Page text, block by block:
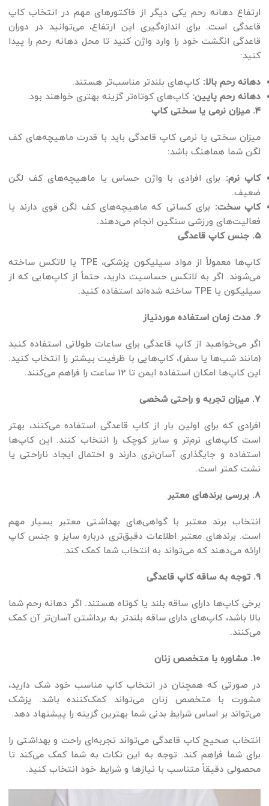
ارتفاع دهانه رحم یکی دیگر از فاکتورهای مهم در انتخاب کاپ
قاعدگی است. برای اندازه‌گیری این ارتفاع، می‌توانید در دوران
قاعدگی انگشت خود را وارد واژن کنید تا محل دهانه رحم را پیدا
کنید:
دهانه رحم بالا: کاپ‌های بلندتر مناسب‌تر هستند.
دهانه رحم پایین: کاپ‌های کوتاه‌تر گزینه بهتری خواهند بود.
4. میزان نرمی یا سختی کاپ
میزان سختی یا نرمی کاپ قاعدگی باید با قدرت ماهیچه‌های کف
لگن شما هماهنگ باشد:
کاپ نرم: برای افرادی با واژن حساس یا ماهیچه‌های کف لگن
ضعیف.
کاپ سخت: برای کسانی که ماهیچه‌های کف لگن قوی دارند یا
فعالیت‌های ورزشی سنگین انجام می‌دهند.
5. جنس کاپ قاعدگی
کاپ‌ها معمولاً از مواد سیلیکون پزشکی، TPE یا لاتکس ساخته
می‌شوند. اگر به لاتکس حساسیت دارید، حتماً از کاپ‌هایی که از
سیلیکون یا TPE ساخته شده‌اند استفاده کنید.
6. مدت زمان استفاده موردنیاز
اگر می‌خواهید از کاپ قاعدگی برای ساعات طولانی استفاده کنید
(مانند شب‌ها یا سفر)، کاپ‌هایی با ظرفیت بیشتر را انتخاب کنید.
این کاپ‌ها امکان استفاده ایمن تا 12 ساعت را فراهم می‌کنند.
7. میزان تجربه و راحتی شخصی
افرادی که برای اولین بار از کاپ قاعدگی استفاده می‌کنند، بهتر
است کاپ‌های نرم‌تر و سایز کوچک را انتخاب کنند. این کاپ‌ها
استفاده و جایگذاری آسان‌تری دارند و احتمال ایجاد ناراحتی یا
نشت کمتر است.
8. بررسی برندهای معتبر
انتخاب برند معتبر با گواهی‌های بهداشتی معتبر بسیار مهم
است. برندهای معتبر اطلاعات دقیق‌تری درباره سایز و جنس کاپ
ارائه می‌دهند که می‌تواند به انتخاب شما کمک کند.
9. توجه به ساقه کاپ قاعدگی
برخی کاپ‌ها دارای ساقه بلند یا کوتاه هستند. اگر دهانه رحم شما
بالا باشد، کاپ‌های دارای ساقه بلندتر به برداشتن آسان‌تر آن کمک
می‌کنند.
10. مشاوره با متخصص زنان
در صورتی که همچنان در انتخاب کاپ مناسب خود شک دارید،
مشورت با متخصص زنان می‌تواند کمک‌کننده باشد. پزشک
می‌تواند بر اساس شرایط بدنی شما بهترین گزینه را پیشنهاد دهد.
انتخاب صحیح کاپ قاعدگی می‌تواند تجربه‌ای راحت و بهداشتی را
برای شما فراهم کند. توجه به این نکات به شما کمک می‌کند تا
محصولی دقیقاً متناسب با نیازها و شرایط خود انتخاب کنید.